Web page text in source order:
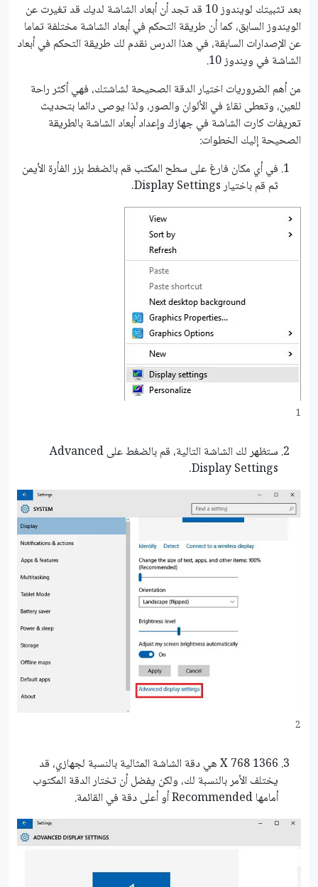
بعد تثبيتك لويندوز 10 قد تجد أن أبعاد الشاشة لديك قد تغيرت عن
الويندوز السابق، كما أن طريقة التحكم في أبعاد الشاشة مختلفة تماما
عن الإصدارات السابقة، في هذا الدرس نقدم لك طريقة التحكم في أبعاد
الشاشة في ويندوز 10.
من أهم الضروريات اختيار الدقة الصحيحة لشاشتك، فهي أكثر راحة
للعين، وتعطى نقاءً في الألوان والصور، ولذا يوصى دائما بتحديث
تعريفات كارت الشاشة في جهازك وإعداد أبعاد الشاشة بالطريقة
الصحيحة إليك الخطوات:
في أي مكان فارغ على سطح المكتب قم بالضغط بزر الفأرة الأيمن
ثم قم باختيار Display Settings.
1
ستظهر لك الشاشة التالية، قم بالضغط على Advanced
Display Settings.
2
1366 X 768 هي دقة الشاشة المثالية بالنسبة لجهازي، قد
يختلف الأمر بالنسبة لك، ولكن يفضل أن تختار الدقة المكتوب
أمامها Recommended أو أعلى دقة في القائمة.